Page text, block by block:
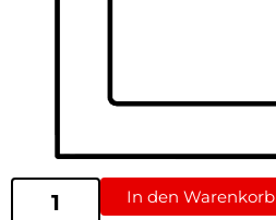
In den Warenkorb